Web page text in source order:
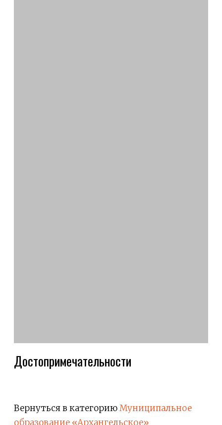
Достопримечательности
Вернуться в категориюМуниципальное
образование «Архангельское»